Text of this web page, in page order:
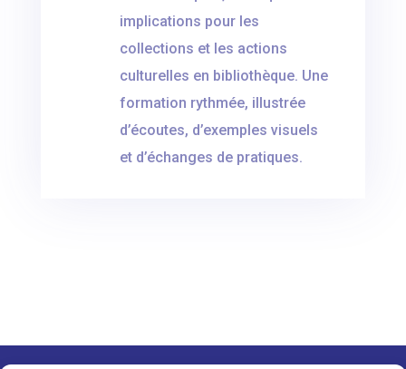
implications pour les
collections et les actions
culturelles en bibliothèque. Une
formation rythmée, illustrée
d’écoutes, d’exemples visuels
et d’échanges de pratiques.